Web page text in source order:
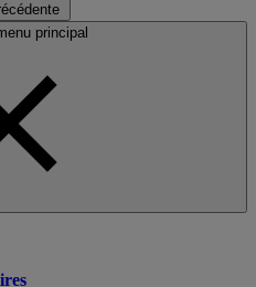
principal